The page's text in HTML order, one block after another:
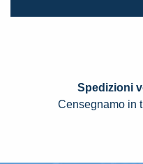
Spedizioni
Censegnamo in